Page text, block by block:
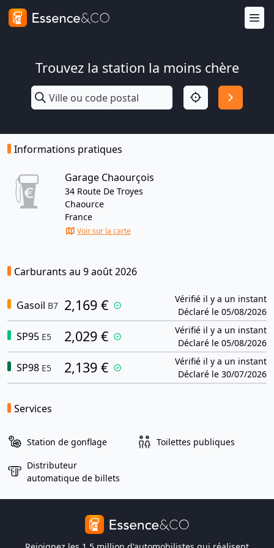
Trouvez la station la moins chère
Informations pratiques
Garage Chaourçois
34 Route De Troyes
Chaource
France
Voir sur la carte
Carburants au 9 août 2026
Gasoil B7 2,169 €
Vérifié il y a un instant
Déclaré le 05/08/2026
SP95 E5 2,029 €
Vérifié il y a un instant
Déclaré le 05/08/2026
SP98 E5 2,139 €
Vérifié il y a un instant
Déclaré le 30/07/2026
Services
Station de gonflage Toilettes publiques
Distributeur
automatique de billets